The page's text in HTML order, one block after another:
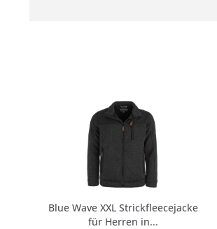
Blue Wave XXL Strickfleecejacke
für Herren in...